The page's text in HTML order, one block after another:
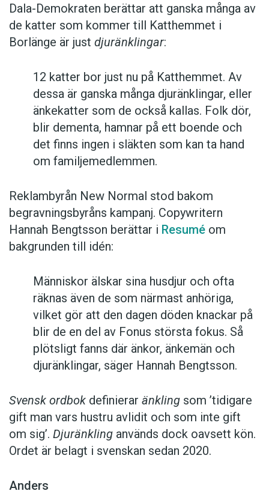
Dala-Demokraten berättar att ganska många av
de katter som kommer till Katthemmet i
Borlänge är just djuränklingar:
12 katter bor just nu på Katthemmet. Av
dessa är ganska många djuränklingar, eller
änkekatter som de också kallas. Folk dör,
blir dementa, hamnar på ett boende och
det finns ingen i släkten som kan ta hand
om familjemedlemmen.
Reklambyrån New Normal stod bakom
begravningsbyråns kampanj. Copywritern
Hannah Bengtsson berättar i Resumé om
bakgrunden till idén:
Människor älskar sina husdjur och ofta
räknas även de som närmast anhöriga,
vilket gör att den dagen döden knackar på
blir de en del av Fonus största fokus. Så
plötsligt fanns där änkor, änkemän och
djuränklingar, säger Hannah Bengtsson.
Svensk ordbok definierar änkling som ’tidigare
gift man vars hustru av­lidit och som inte gift
om sig’. Djuränkling används dock oavsett kön.
Ordet är belagt i svenskan sedan 2020.
Anders